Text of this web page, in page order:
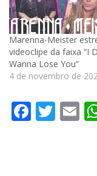
Marenna-Meister
videoclipe da faixa “I
Wanna Lose You”
4 de novembro de